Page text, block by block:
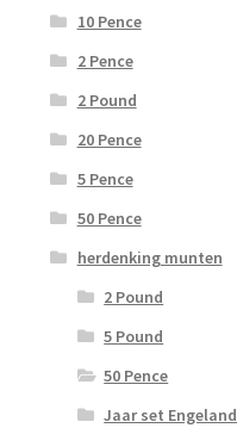
10 Pence
2 Pence
2 Pound
20 Pence
5 Pence
50 Pence
herdenking munten
2 Pound
5 Pound
50 Pence
Jaar set Engeland